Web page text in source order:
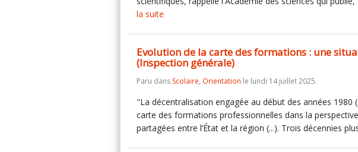
la suite
Evolution de la carte des formations : une
(Inspection générale)
Paru dans Scolaire, Orientation le lundi 14 juillet 2025.
"La décentralisation engagée au début des années 1980
carte des formations professionnelles dans la
partagées entre l’État et la région (...). Trois décennies